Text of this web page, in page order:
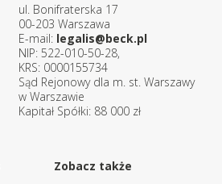
ul. Bonifraterska 17
00-203 Warszawa
E-mail: legalis@beck.pl
NIP: 522-010-50-28,
KRS: 0000155734
Sąd Rejonowy dla m. st. Warszawy
w Warszawie
Kapitał Spółki: 88 000 zł
Zobacz także